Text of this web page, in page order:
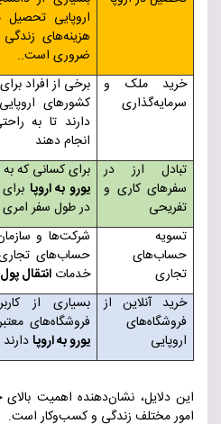
اروپایی
هزینه‌های
ضروری است..
خرید ملک و
سرمایه‌گذاری
برخی از افراد
کشورهای
دارند تا به
انجام دهند
تبادل ارز در
سفرهای کاری و
تفریحی
برای کسانی که
یورو به اروپا
در طول سفر
تسویه
حساب‌های
تجاری
شرکت‌ها و
حساب‌های تجاری
خدماتانتقال
خرید آنلاین از
فروشگاه‌های
اروپایی
بسیاری از
فروشگاه‌های
یورو به اروپا دارند
این دلایل، نشان‌دهنده اهمیت
امور مختلف زندگی و کسب‌وکار است.